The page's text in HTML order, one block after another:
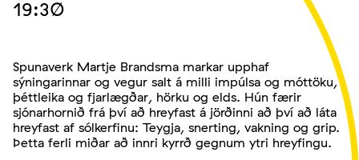
19:30
Spunaverk Martje Brandsma markar upphaf
sýningarinnar og vegur salt á milli impúlsa og móttöku,
þéttleika og fjarlægðar, hörku og elds. Hún færir
sjónarhornið frá því að hreyfast á jörðinni að því að láta
hreyfast af sólkerfinu: Teygja, snerting, vakning og grip.
Þetta ferli miðar að innri kyrrð gegnum ytri hreyfingu.